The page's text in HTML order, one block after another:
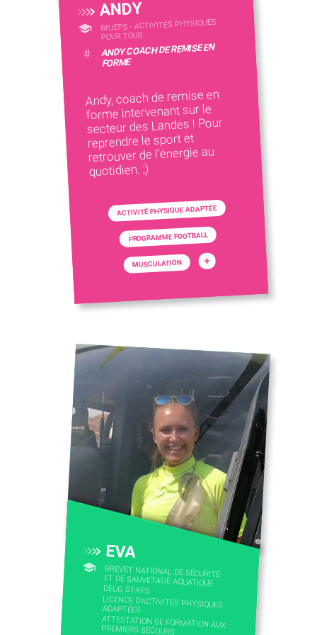
ANDY
BPJEPS - ACTIVITÉS PHYSIQUES
POUR TOUS
# ANDY COACH DE REMISE EN
FORME
Andy, coach de remise en
forme intervenant sur le
secteur des Landes ! Pour
reprendre le sport et
retrouver de l'énergie au
quotidien. ;)
ACTIVITÉ PHYSIQUE ADAPTÉE
PROGRAMME FOOTBALL
MUSCULATION +
EVA
BREVET NATIONAL DE SÉCURITÉ
ET DE SAUVETAGE AQUATIQUE
DEUG STAPS
LICENCE D’ACTIVITÉS PHYSIQUES
ADAPTÉES
ATTESTATION DE FORMATION AUX
PREMIERS SECOURS